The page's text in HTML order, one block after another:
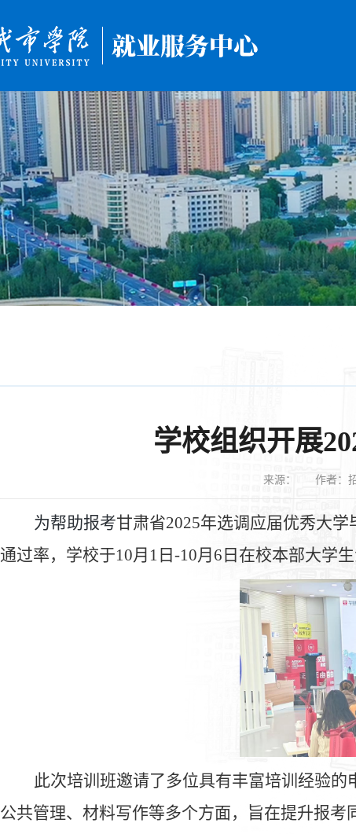
学校组织开展
来源： 作者：
为帮助报考甘肃省2025年选调应届优秀大
通过率，学校于10月 1 日 -10月 6 日在校本部大学
此次培训班邀请了多位具有丰富培训经验的
公共管理、材料写作等多个方面，旨在提升报